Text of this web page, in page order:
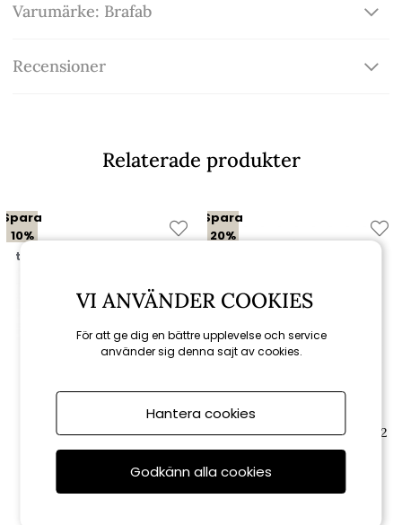
Varumärke: Brafab
Recensioner
Relaterade produkter
Spara
10%
till 16/8
Arras matstol - vit
Spara
20%
Loire marmorbord 70x70 H72
cm - vit
VI ANVÄNDER COOKIES
För att ge dig en bättre upplevelse och service
använder sig denna sajt av cookies.
Hantera cookies
Godkänn alla cookies